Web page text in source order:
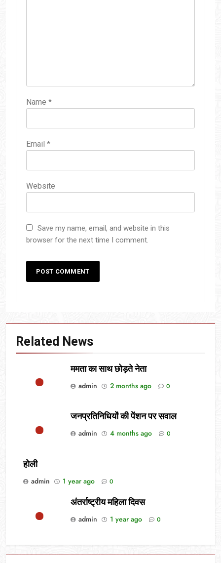
Name *
Email *
Website
Save my name, email, and website in this
browser for the next time I comment.
Related News
ममता का साथ छोड़ते नेता
admin
2 months ago 0
जनप्रतिनिधियों की पेंशन पर सवाल
admin
4 months ago 0
होली
admin
1 year ago 0
अंतर्राष्ट्रीय महिला दिवस
admin
1 year ago 0